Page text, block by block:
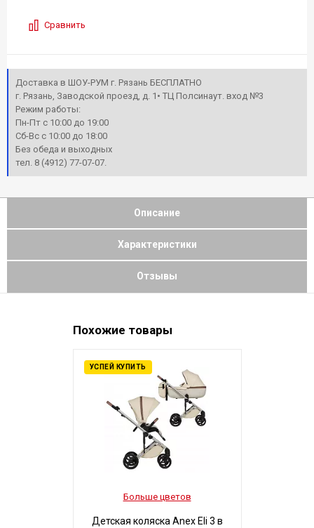
Сравнить
Доставка в ШОУ-РУМ г. Рязань БЕСПЛАТНО
г. Рязань, Заводской проезд, д. 1• ТЦ Полсинаут. вход №3
Режим работы:
Пн-Пт с 10:00 до 19:00
Сб-Вс с 10:00 до 18:00
Без обеда и выходных
тел. 8 (4912) 77-07-07.
Описание
Характеристики
Отзывы
Похожие товары
Больше цветов
Детская коляска Anex Eli 3 в
УСПЕЙ КУПИТЬ